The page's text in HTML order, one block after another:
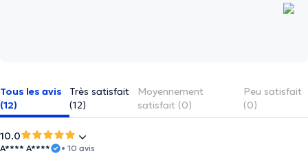
Tous les avis
(12)
Très satisfait
(12)
Moyennement
satisfait (0)
Peu satisfait
(0)
10.0
A**** A**** • 10 avis